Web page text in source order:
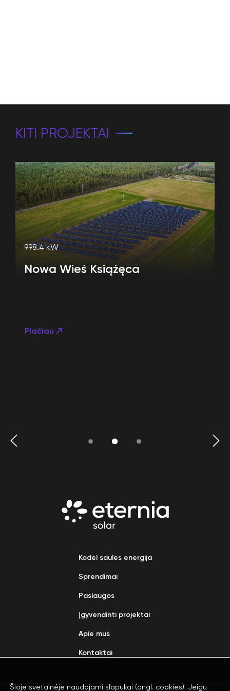
KITI PROJEKTAI
998.4 kW
Nowa Wieś Książęca
Plačiau
Kodėl saulės energija
Sprendimai
Paslaugos
Įgyvendinti projektai
Apie mus
Kontaktai
Šioje svetainėje naudojami slapukai (angl. cookies). Jeigu